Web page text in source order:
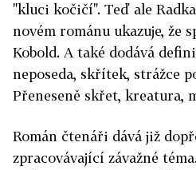
"kluci kočičí". Teď ale
novém románu ukazuje, že
Kobold. A také dodává
neposeda, skřítek, strážce
Přeneseně skřet, kreatura,
Román čtenáři dává již
zpracovávající závažné